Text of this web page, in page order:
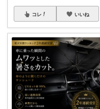
コレ いいね